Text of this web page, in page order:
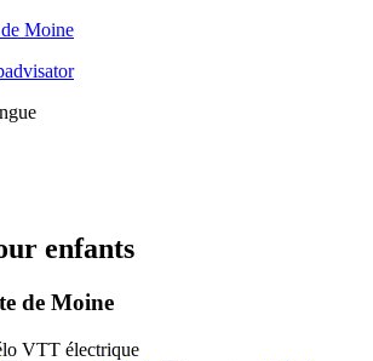
enfants
de Moine